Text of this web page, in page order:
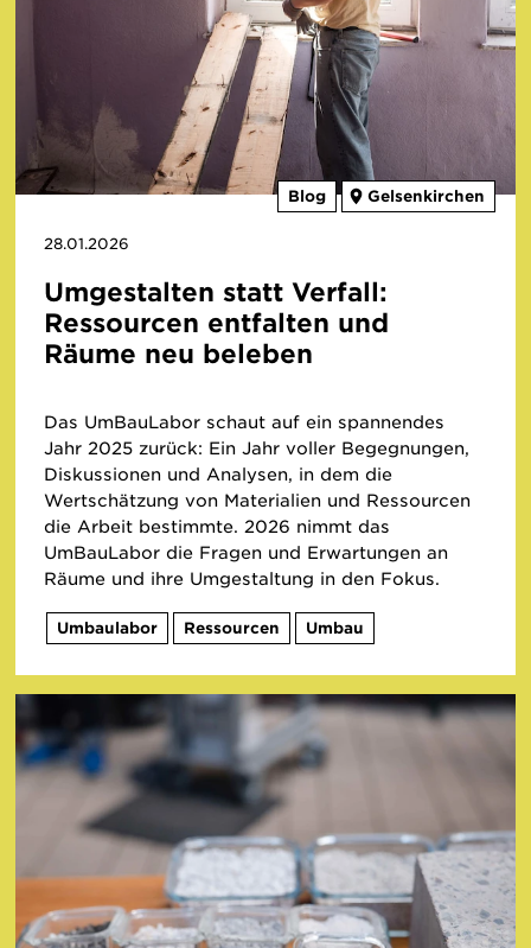
Blog Gelsenkirchen
28.01.2026
Umgestalten statt Verfall:
Ressourcen entfalten und
Räume neu beleben
Das UmBauLabor schaut auf ein spannendes
Jahr 2025 zurück: Ein Jahr voller Begegnungen,
Diskussionen und Analysen, in dem die
Wertschätzung von Materialien und Ressourcen
die Arbeit bestimmte. 2026 nimmt das
UmBauLabor die Fragen und Erwartungen an
Räume und ihre Umgestaltung in den Fokus.
Umbaulabor Ressourcen Umbau